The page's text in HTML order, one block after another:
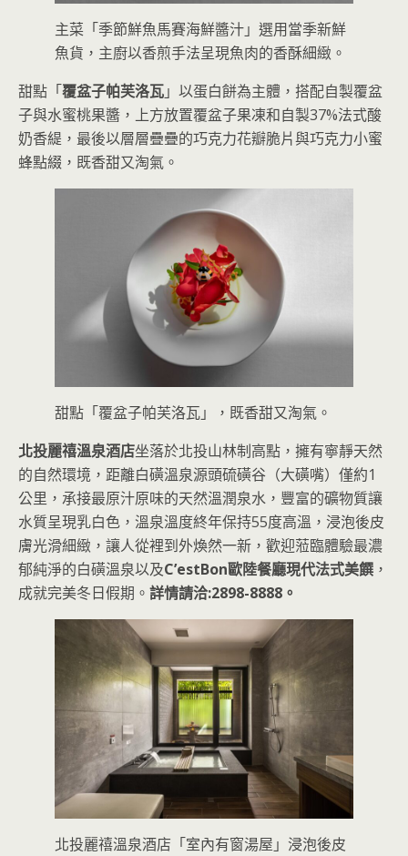
主菜「季節鮮魚馬賽海鮮醬汁」選用當季新鮮
魚貨，主廚以香煎手法呈現魚肉的香酥細緻。
甜點「覆盆子帕芙洛瓦」以蛋白餅為主體，搭配自製覆盆
子與水蜜桃果醬，上方放置覆盆子果凍和自製37%法式酸
奶香緹，最後以層層疊疊的巧克力花瓣脆片與巧克力小蜜
蜂點綴，既香甜又淘氣。
甜點「覆盆子帕芙洛瓦」，既香甜又淘氣。
北投麗禧溫泉酒店坐落於北投山林制高點，擁有寧靜天然
的自然環境，距離白磺溫泉源頭硫磺谷（大磺嘴）僅約1
公里，承接最原汁原味的天然溫潤泉水，豐富的礦物質讓
水質呈現乳白色，溫泉溫度終年保持55度高溫，浸泡後皮
膚光滑細緻，讓人從裡到外煥然一新，歡迎蒞臨體驗最濃
郁純淨的白磺溫泉以及C’estBon歐陸餐廳現代法式美饌 ，
成就完美冬日假期。 詳情請洽:2898-8888。
北投麗禧溫泉酒店「室內有窗湯屋」浸泡後皮